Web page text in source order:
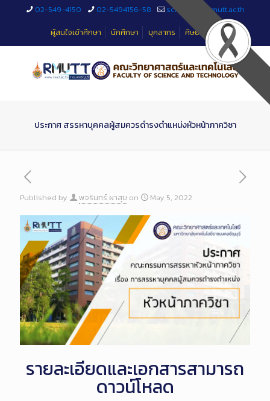
02-549-4150 02-5494156-58
sciteched@rmutt.ac.th
ผู้สนใจเข้าศึกษา
นักศึกษา บุคลากร ศิษย์เก่า
ประกาศ สรรหาบุคคลผู้สมควรดำรงตำแหน่งหัวหน้าภาควิชา
Published by พจรินทร์ ผาสุข on May 5, 2022
รายละเอียดและเอกสารสามารถ
ดาวน์โหลด